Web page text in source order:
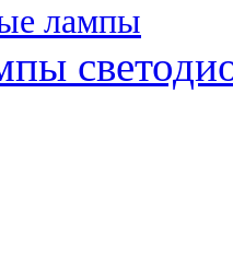
лампы